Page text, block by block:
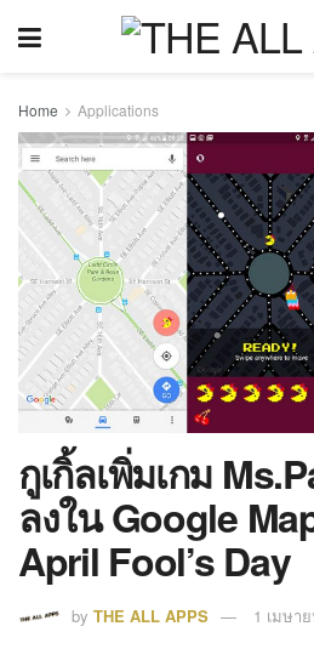
Home Applications
กูเกิ้ลเพิ่มเกม
ลงใน Google
April Fool’s Day
by THE ALL APPS 1 เมษา